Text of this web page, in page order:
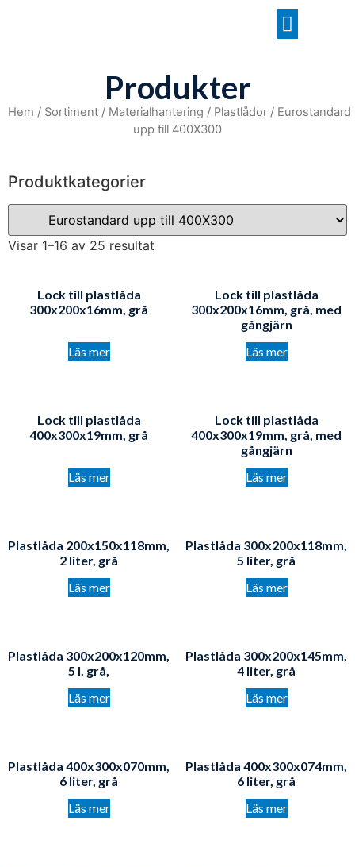
Produkter
Hem / Sortiment / Materialhantering / Plastlådor / Eurostandard
upp till 400X300
Produktkategorier
Visar 1–16 av 25 resultat
Lock till plastlåda
300x200x16mm, grå
Läs mer
Lock till plastlåda
300x200x16mm, grå, med
gångjärn
Läs mer
Lock till plastlåda
400x300x19mm, grå
Läs mer
Lock till plastlåda
400x300x19mm, grå, med
gångjärn
Läs mer
Plastlåda 200x150x118mm​,
2 liter, grå
Läs mer
Plastlåda 300x200x118mm,
5 liter, grå
Läs mer
Plastlåda 300x200x120mm,
5 l, grå,
Läs mer
Plastlåda 300x200x145mm,
4 liter, grå
Läs mer
Plastlåda 400x300x070mm,
6 liter, grå
Läs mer
Plastlåda 400x300x074mm,
6 liter, grå
Läs mer